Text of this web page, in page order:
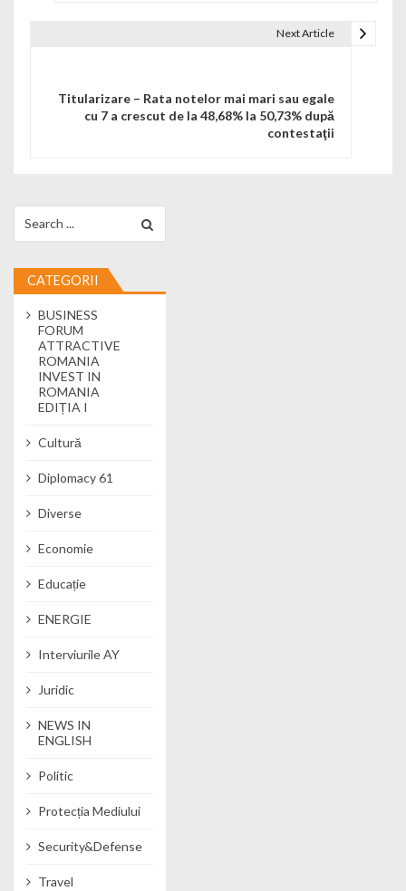
Next Article
Titularizare – Rata notelor mai mari sau egale
cu 7 a crescut de la 48,68% la 50,73% după
contestaţii
CATEGORII
BUSINESS
FORUM
ATTRACTIVE
ROMANIA
INVEST IN
ROMANIA
EDIȚIA I
Cultură
Diplomacy 61
Diverse
Economie
Educație
ENERGIE
Interviurile AY
Juridic
NEWS IN
ENGLISH
Politic
Protecția Mediului
Security&Defense
Travel